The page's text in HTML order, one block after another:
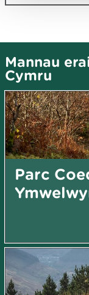
Mannau
Cymru
Parc